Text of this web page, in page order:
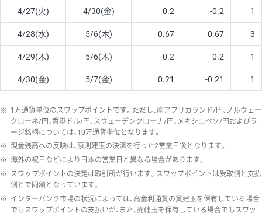
4/27(火) 4/30(金) 0.2 -0.2 1
4/28(水) 5/6(木) 0.67 -0.67 3
4/29(木) 5/6(木) 0.2 -0.2 1
4/30(金) 5/7(金) 0.21 -0.21 1
※ 1万通貨単位のスワップポイントです。ただし、南アフリカランド/円、ノルウェー
クローネ/円、香港ドル/円、スウェーデンクローナ/円、メキシコペソ/円およびラ
ージ銘柄については、10万通貨単位となります。
※ 現金残高への反映は、原則建玉の決済を行った2営業日後となります。
※ 海外の祝日などにより日本の営業日と異なる場合があります。
※ スワップポイントの決定は取引所が行います。スワップポイントは受取側と支払
側とで同額となっています。
※ インターバンク市場の状況によっては、高金利通貨の買建玉を保有している場合
でもスワップポイントの支払いが、また、売建玉を保有している場合でもスワッ